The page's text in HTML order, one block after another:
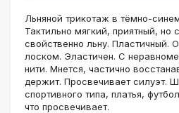
Льняной трикотаж в тёмно-
Тактильно мягкий, приятный, но
свойственно льну. Пластичный.
лоском. Эластичен. С
нити. Мнется, частично
держит. Просвечивает силуэт.
спортивного типа, платья,
что просвечивает.